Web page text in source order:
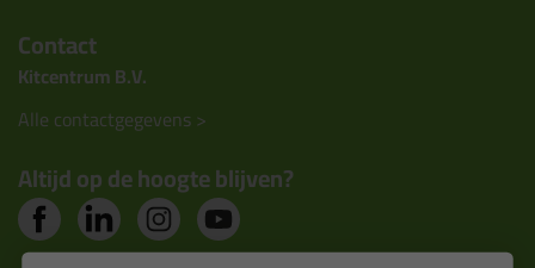
Contact
Kitcentrum B.V.
Alle contactgegevens >
Altijd op de hoogte blijven?